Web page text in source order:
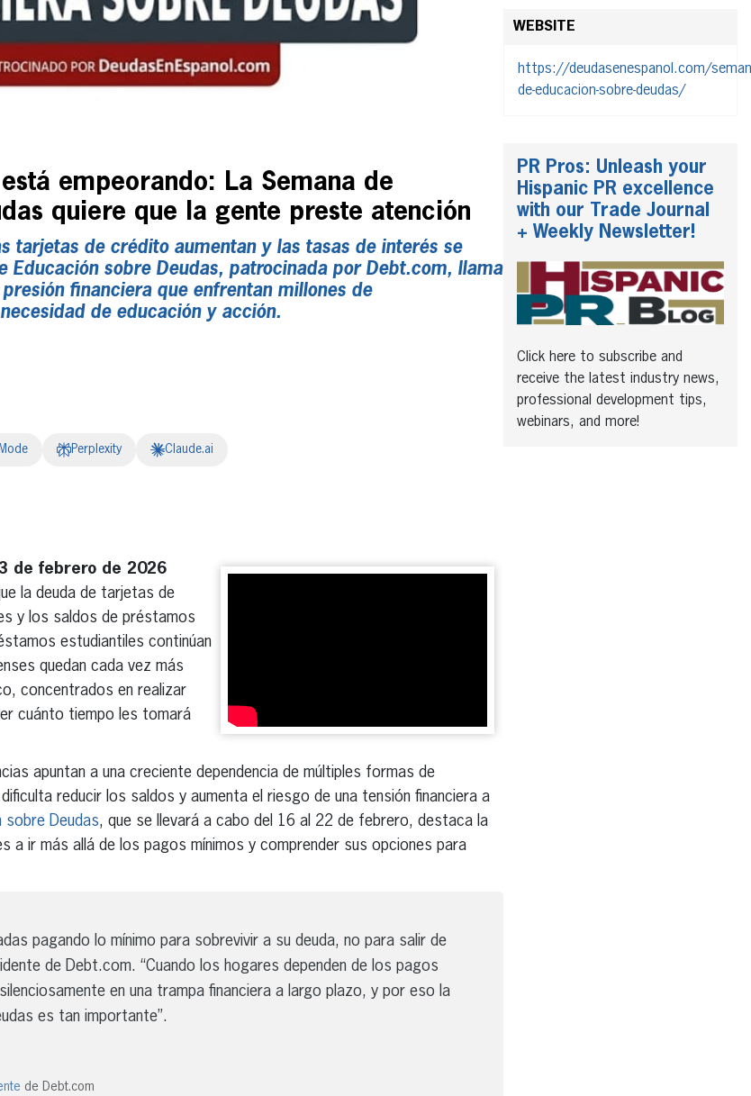
empeorando: La Semana de
quiere que la gente preste atención
tarjetas de crédito aumentan y las tasas de interés se
Educación sobre Deudas, patrocinada por Debt.com, llama
financiera que enfrentan millones de
de educación y acción.
Perplexity Claude.ai
de febrero de 2026
la deuda de tarjetas de
y los saldos de préstamos
estudiantiles continúan
quedan cada vez más
concentrados en realizar
cuánto tiempo les tomará
apuntan a una creciente dependencia de múltiples formas de
reducir los saldos y aumenta el riesgo de una tensión financiera a
sobre Deudas, que se llevará a cabo del 16 al 22 de febrero, destaca la
a ir más allá de los pagos mínimos y comprender sus opciones para
pagando lo mínimo para sobrevivir a su deuda, no para salir de
de Debt.com. “Cuando los hogares dependen de los pagos
en una trampa financiera a largo plazo, y por eso la
es tan importante”.
de Debt.com
WEBSITE
https://deudasenespanol.com/
de-educacion-sobre-deudas/
PR Pros: Unleash your
Hispanic PR excellence
with our Trade Journal
+ Weekly Newsletter!
Click here to subscribe and
receive the latest industry news,
professional development tips,
webinars, and more!